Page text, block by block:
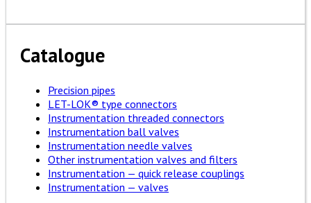
Catalogue
Precision pipes
LET-LOK® type connectors
Instrumentation threaded connectors
Instrumentation ball valves
Instrumentation needle valves
Other instrumentation valves and filters
Instrumentation — quick release couplings
Instrumentation — valves